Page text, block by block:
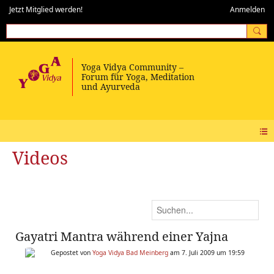
Jetzt Mitglied werden! Anmelden
Videos
Gayatri Mantra während einer Yajna
Gepostet von Yoga Vidya Bad Meinberg am 7. Juli 2009 um 19:59